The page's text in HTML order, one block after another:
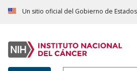
Un sitio oficial del Gobierno de